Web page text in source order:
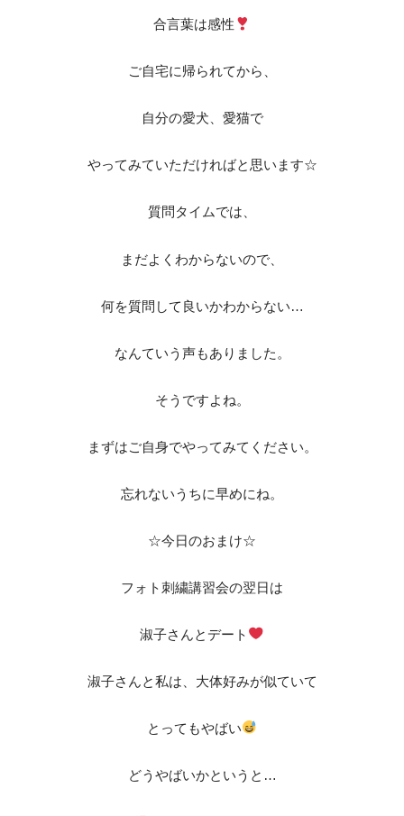
合言葉は感性
ご自宅に帰られてから、
自分の愛犬、愛猫で
やってみていただければと思います☆
質問タイムでは、
まだよくわからないので、
何を質問して良いかわからない…
なんていう声もありました。
そうですよね。
まずはご自身でやってみてください。
忘れないうちに早めにね。
☆今日のおまけ☆
フォト刺繍講習会の翌日は
淑子さんとデート
淑子さんと私は、大体好みが似ていて
とってもやばい
どうやばいかというと…